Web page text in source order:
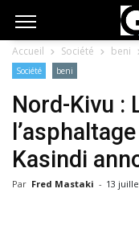
Accueil Société beni
Société beni
Nord-Kivu :
Kasindi
Par Fred Mastaki - 13